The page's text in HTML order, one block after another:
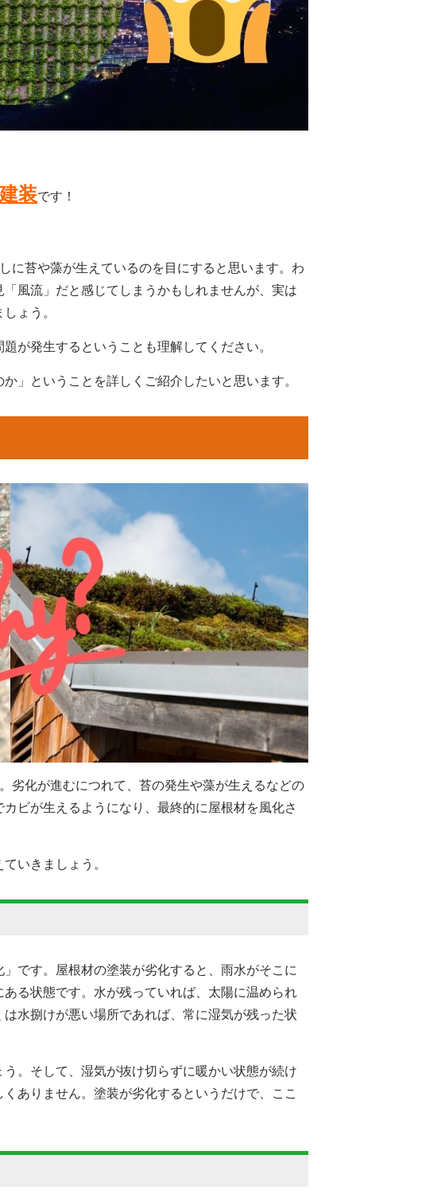
装です！
に苔や藻が生えているのを目にすると思います。わ
風流」だと感じてしまうかもしれませんが、実は
ょう。
が発生するということも理解してください。
」ということを詳しくご紹介したいと思います。
劣化が進むにつれて、苔の発生や藻が生えるなどの
ビが生えるようになり、最終的に屋根材を風化さ
いきましょう。
です。屋根材の塗装が劣化すると、雨水がそこに
る状態です。水が残っていれば、太陽に温められ
水捌けが悪い場所であれば、常に湿気が残った状
。そして、湿気が抜け切らずに暖かい状態が続け
ありません。塗装が劣化するというだけで、ここ